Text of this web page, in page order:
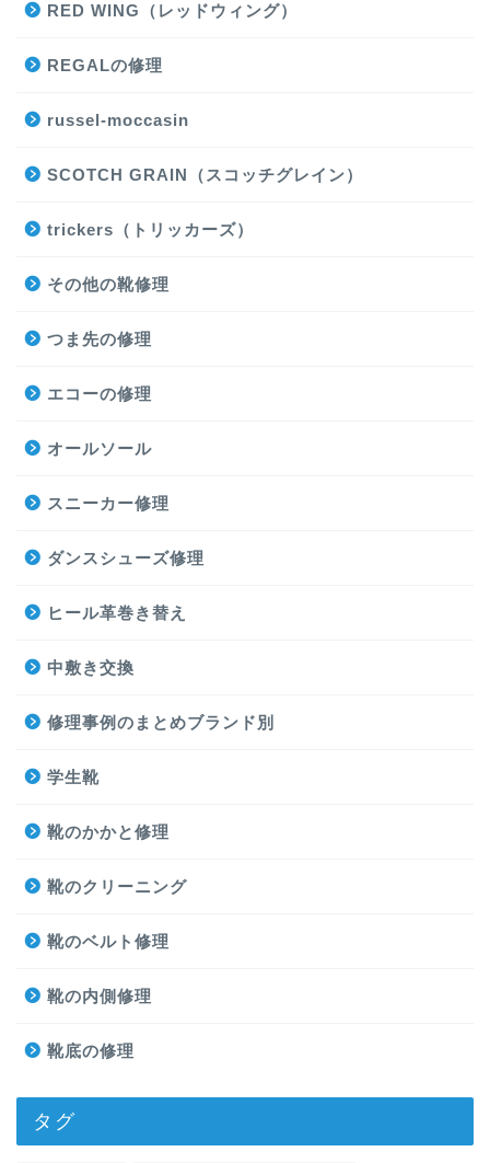
RED WING（レッドウィング）
REGALの修理
russel-moccasin
SCOTCH GRAIN（スコッチグレイン）
trickers（トリッカーズ）
その他の靴修理
つま先の修理
エコーの修理
オールソール
スニーカー修理
ダンスシューズ修理
ヒール革巻き替え
中敷き交換
修理事例のまとめブランド別
学生靴
靴のかかと修理
靴のクリーニング
靴のベルト修理
靴の内側修理
靴底の修理
タグ